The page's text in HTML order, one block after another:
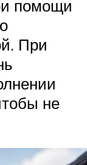
помощи
При
не